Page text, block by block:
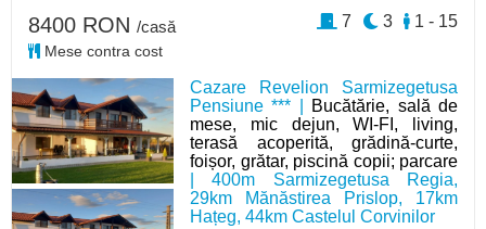
Cazare Revelion Sarmizegetusa
Pensiune *** |
Bucătărie, sală de
mese, mic dejun, WI-FI, living,
terasă acoperită, grădină-curte,
foișor, grătar, piscină copii; parcare
| 400m Sarmizegetusa Regia,
29km Mănăstirea Prislop, 17km
Hațeg, 44km Castelul Corvinilor
8400 RON /casă
Mese contra cost
1 - 15
3
7